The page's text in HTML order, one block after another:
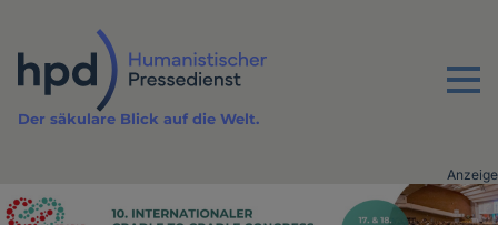
Inhalt
Menu
Der säkulare Blick auf die Welt.
Advertising
Anzeige